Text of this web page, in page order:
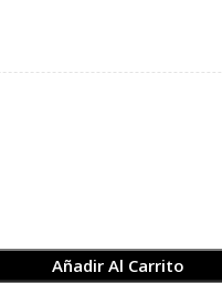
Añadir Al Carrito